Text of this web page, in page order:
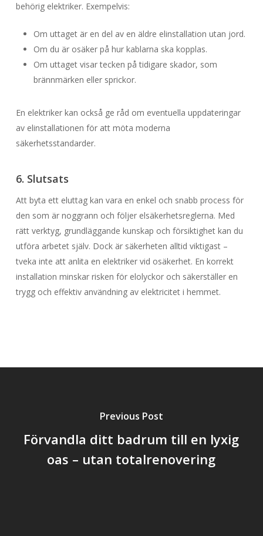
behörig elektriker. Exempelvis:
Om uttaget är en del av en äldre elinstallation utan jord.
Om du är osäker på hur kablarna ska kopplas.
Om uttaget visar tecken på tidigare skador, som
brännmärken eller sprickor.
En elektriker kan också ge råd om eventuella uppdateringar
av elinstallationen för att möta moderna
säkerhetsstandarder.
6. Slutsats
Att byta ett eluttag kan vara en enkel och snabb process för
den som är noggrann och följer elsäkerhetsreglerna. Med
rätt verktyg, grundläggande kunskap och försiktighet kan du
utföra arbetet själv. Dock är säkerheten alltid viktigast –
tveka inte att anlita en elektriker vid osäkerhet. En korrekt
installation minskar risken för elolyckor och säkerställer en
trygg och effektiv användning av elektricitet i hemmet.
Previous Post
Förvandla ditt badrum till en lyxig
oas – utan totalrenovering